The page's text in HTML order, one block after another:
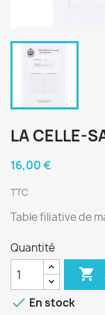
LA CELLE-
16,00 €
TTC
Table filiative de
Quantité

 En stock